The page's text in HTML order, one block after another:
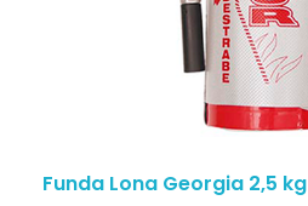
Funda Lona Georgia 2,5 kg